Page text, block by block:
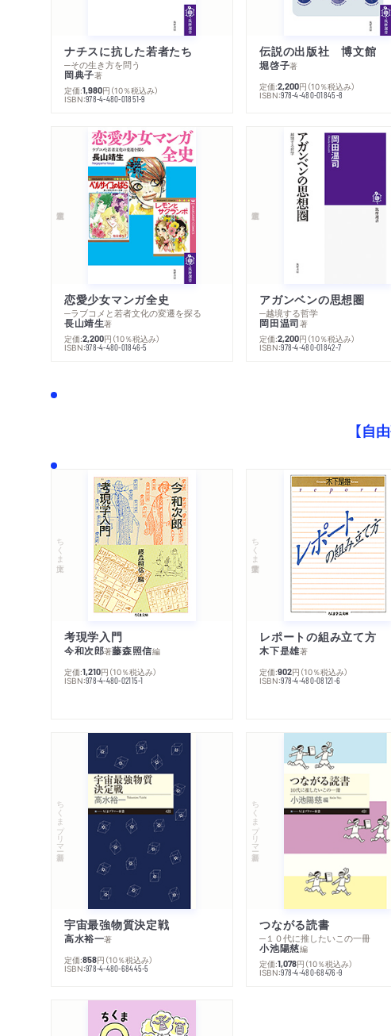
ナチスに抗した若者たち
─その生き方を問う
岡典子著
定価:1,980円 （10％税込み）
ISBN:978-4-480-01851-9
伝説の出版社 博文館
堀啓子著
定価:2,200円 （10％税込み）
ISBN:978-4-480-01845-8
恋愛少女マンガ全史
─ラブコメと若者文化の変遷を探る
長山靖生著
定価:2,200円 （10％税込み）
ISBN:978-4-480-01846-5
アガンベンの思想圏
─越境する哲学
岡田温司著
定価:2,200円 （10％税込み）
ISBN:978-4-480-01842-7
【自
ちくま文庫
考現学入門
今和次郎著藤森照信編
定価:1,210円 （10％税込み）
ISBN:978-4-480-02115-1
ちくま学芸文庫
レポートの組み立て方
木下是雄著
定価:902円 （10％税込み）
ISBN:978-4-480-08121-6
ちくまプリマー新書
宇宙最強物質決定戦
高水裕一著
定価:858円 （10％税込み）
ISBN:978-4-480-68445-5
ちくまプリマー新書
つながる読書
─１０代に推したいこの一冊
小池陽慈編
定価:1,078円 （10％税込み）
ISBN:978-4-480-68476-9